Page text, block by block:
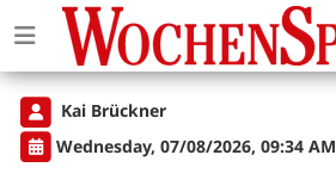
Kai Brückner
Wednesday, 07/08/2026, 09:34 AM